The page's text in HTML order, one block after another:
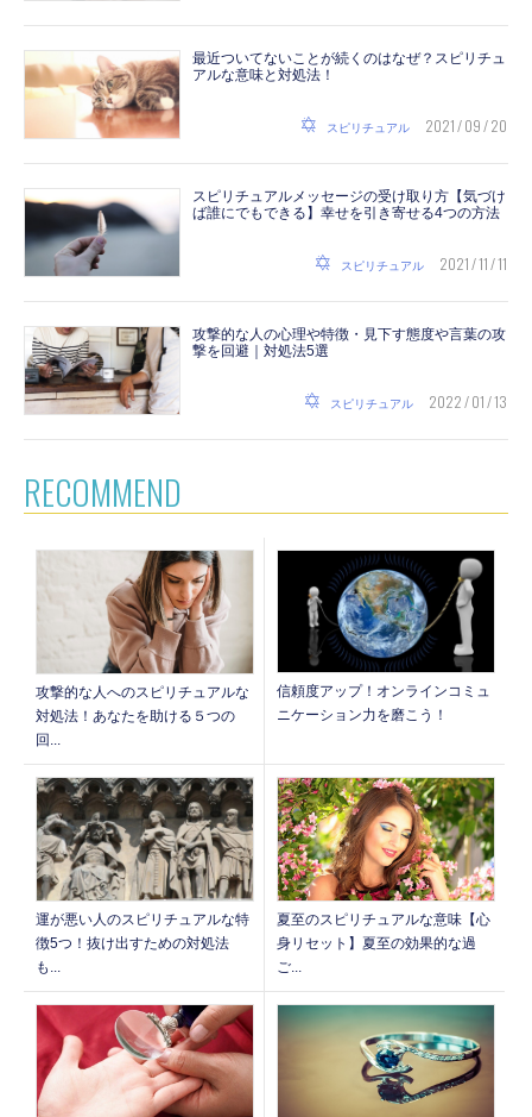
最近ついてないことが続くのはなぜ？スピリチュ
アルな意味と対処法！
スピリチュアル 2021 / 09 / 20
スピリチュアルメッセージの受け取り方【気づけ
ば誰にでもできる】幸せを引き寄せる4つの方法
スピリチュアル 2021 / 11 / 11
攻撃的な人の心理や特徴・見下す態度や言葉の攻
撃を回避｜対処法5選
スピリチュアル 2022 / 01 / 13
RECOMMEND
攻撃的な人へのスピリチュアルな
対処法！あなたを助ける５つの
回...
信頼度アップ！オンラインコミュ
ニケーション力を磨こう！
運が悪い人のスピリチュアルな特
徴5つ！抜け出すための対処法
も...
夏至のスピリチュアルな意味【心
身リセット】夏至の効果的な過
ご...